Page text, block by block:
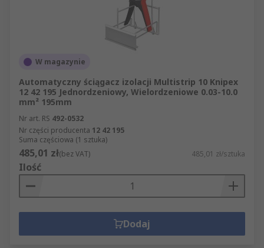
W magazynie
Automatyczny ściągacz izolacji Multistrip 10 Knipex
12 42 195 Jednordzeniowy, Wielordzeniowe 0.03-10.0
mm² 195mm
Nr art. RS 492-0532
Nr części producenta 12 42 195
Suma częściowa (1 sztuka)
485,01 zł(bez VAT) 485,01 zł/sztuka
Ilość
Dodaj